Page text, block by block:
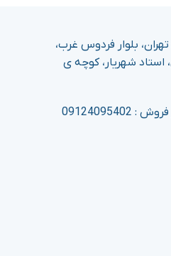
بلوار فردوس غرب،
استاد شهریار، کوچه ی